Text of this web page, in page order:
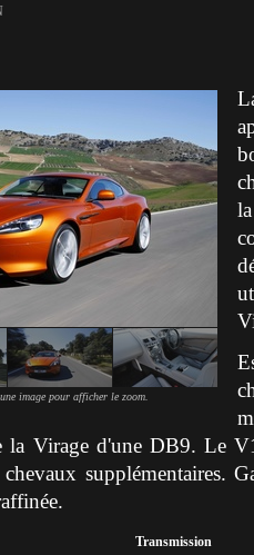
image pour afficher le zoom.
la Virage d'une DB9. Le
supplémentaires.
Transmission